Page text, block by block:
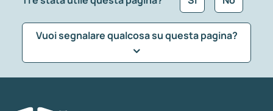
Vuoi segnalare qualcosa su questa pagina?